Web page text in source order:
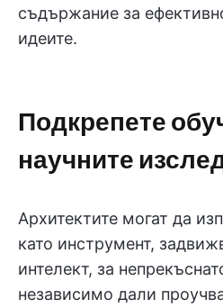
съдържание за
идеите.
Подкрепете
научните
Архитектите могат да
като инструмент,
интелект, за
независимо дали